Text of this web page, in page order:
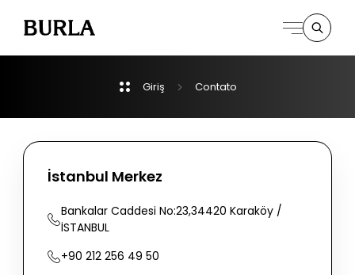
Derpartmanlar
Giriş Contato
İstanbul Merkez
Bankalar Caddesi No:23,34420 Karaköy /
İSTANBUL
+90 212 256 49 50